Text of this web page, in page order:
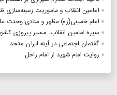
امامین انقلاب و ماموریت زمینه‌سازی
امام خمینی(ره) مظهر و منادی وحدت
سیره امامین انقلاب، مسیر پیروزی
گفتمان اجتماعی در آینه ایران متحد
روایت امام شهید از امام راحل